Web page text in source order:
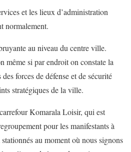
et les lieux d’administration
normalement.
au niveau du centre ville.
même si par endroit on constate la
forces de défense et de sécurité
stratégiques de la ville.
Komarala Loisir, qui est
pour les manifestants à
au moment où nous signons